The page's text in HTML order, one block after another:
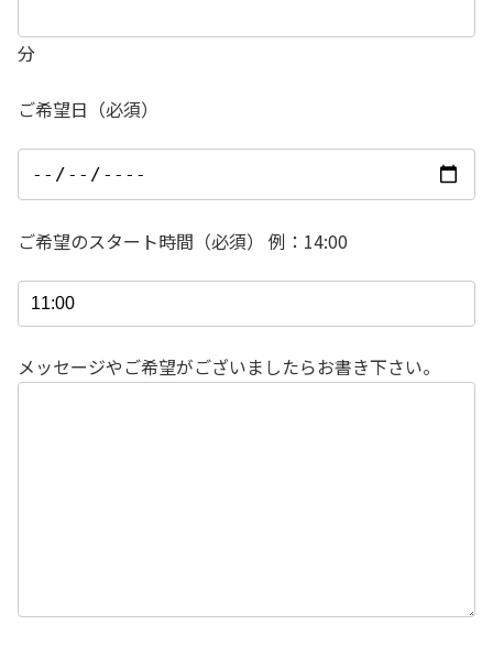
分
ご希望日（必須）
ご希望のスタート時間（必須） 例：14:00
メッセージやご希望がございましたらお書き下さい。